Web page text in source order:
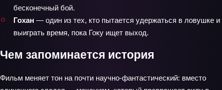
бесконечный бой.
Гохан — один из тех, кто пытается удержаться в ловушке и
выиграть время, пока Гоку ищет выход.
Чем запоминается история
Фильм меняет тон на почти научно‑фантастический: вместо